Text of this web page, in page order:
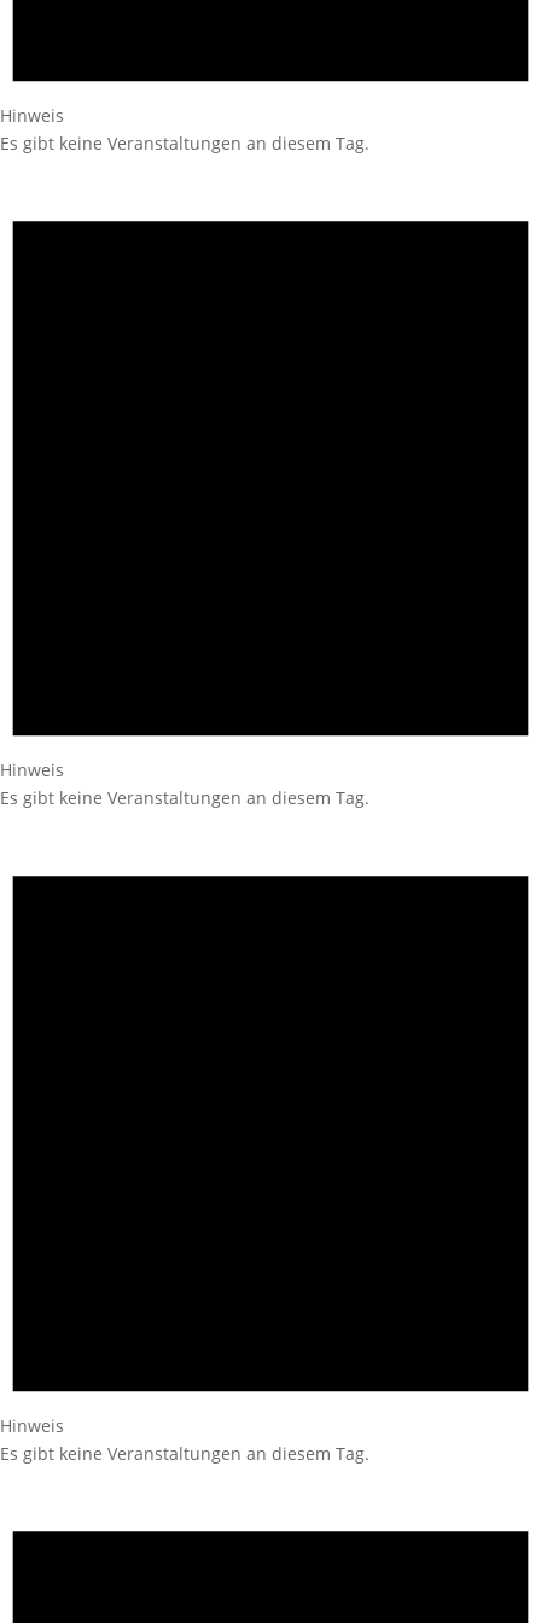
Hinweis
Es gibt keine Veranstaltungen an diesem Tag.
Hinweis
Es gibt keine Veranstaltungen an diesem Tag.
Hinweis
Es gibt keine Veranstaltungen an diesem Tag.